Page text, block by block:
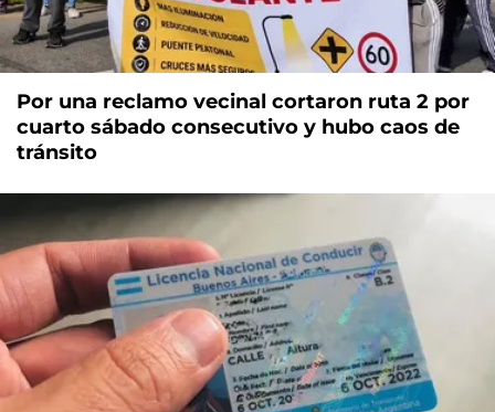
Por una reclamo vecinal cortaron ruta 2 por
cuarto sábado consecutivo y hubo caos de
tránsito